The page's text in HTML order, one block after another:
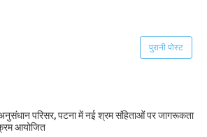
पुरानी पोस्ट
परिसर, पटना में नई श्रम संहिताओं पर जागरूकता
आयोजित